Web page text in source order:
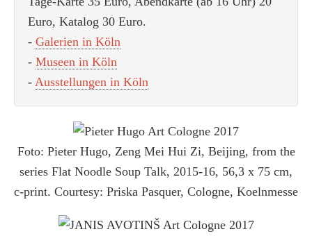
Euro, Katalog 30 Euro.
- Galerien in Köln
- Museen in Köln
- Ausstellungen in Köln
Foto: Pieter Hugo, Zeng Mei Hui Zi, Beijing, from the
series Flat Noodle Soup Talk, 2015-16, 56,3 x 75 cm,
c-print. Courtesy: Priska Pasquer, Cologne, Koelnmesse